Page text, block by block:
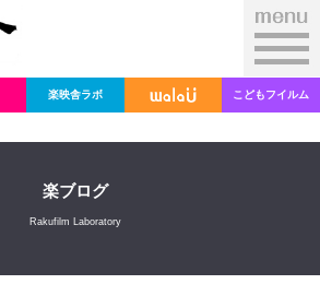
楽映舎ラボ こどもフイルム
楽ブログ
Rakufilm Laboratory